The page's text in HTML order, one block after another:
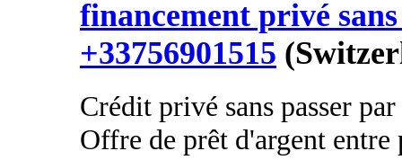
financement privé
+33756901515
Crédit privé sans passer
Offre de prêt d'argent